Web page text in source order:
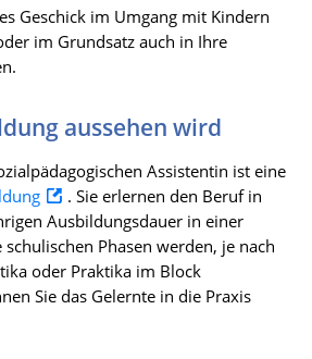
Geschick im Umgang mit Kindern
im Grundsatz auch in Ihre
aussehen wird
Assistentin ist eine
. Sie erlernen den Beruf in
Ausbildungsdauer in einer
Phasen werden, je nach
oder Praktika im Block
Sie das Gelernte in die Praxis